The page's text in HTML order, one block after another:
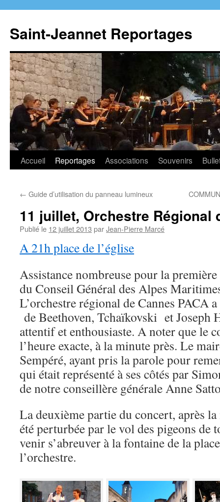
contenu
Saint-Jeannet Reportages
Accueil Reportages Associations Souvenirs
← Guide d’utilisation du panneau lumineux
11 juillet, Orchestre Régional
Publié le 12 juillet 2013 parJean-Pierre Marcé
A 21h place de l’église
Assistance nombreuse pour la première
du Conseil Général des Alpes
L’orchestre régional de Cannes PACA
de Beethoven, Tchaïkovski et Joseph
attentif et enthousiaste. A noter que le
l’heure exacte, à la minute près. Le
Sempéré, ayant pris la parole pour
qui était représenté à ses côtés par
de notre conseillère générale Anne
La deuxième partie du concert, après
été perturbée par le vol des pigeons de
venir s’abreuver à la fontaine de la
l’orchestre.